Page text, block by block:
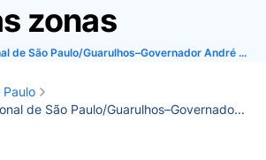
zonas
Aeroporto Internacional de São Paulo/Guarulhos–Governador André Franco Montoro
Paulo
Aeroporto Internacional de São Paulo/Guarulhos–Governador André Franco Montoro